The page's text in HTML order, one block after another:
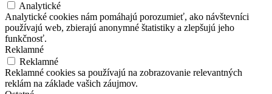
Analytické
Analytické cookies nám pomáhajú porozumieť, ako návštevníci
používajú web, zbierajú anonymné štatistiky a zlepšujú jeho
funkčnosť.
Reklamné
Reklamné
Reklamné cookies sa používajú na zobrazovanie relevantných
reklám na základe vašich záujmov.